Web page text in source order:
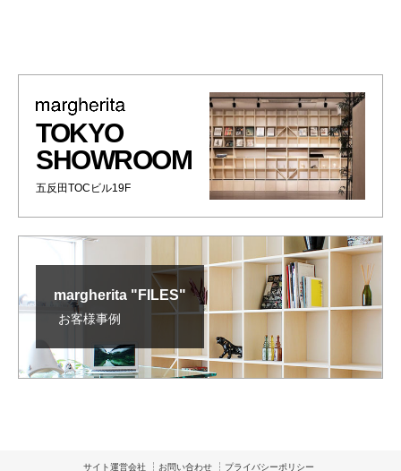
TOKYO
SHOWROOM
五反田TOCビル19F
margherita "FILES"
お客様事例
サイト運営会社 お問い合わせ プライバシーポリシー